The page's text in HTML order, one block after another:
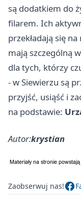
są dodatkiem do
filarem. Ich
przekładają się
mają szczególną
dla tych, którzy
- w Siewierzu są
przyjść, usiąść i
na podstawie:
Autor:krystian
Zaobserwuj nas!